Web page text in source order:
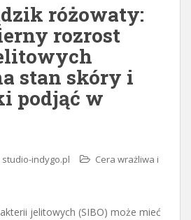
różowaty:
rozrost
stan skóry i
podjąć w
studio-indygo.pl
Cera wrażliwa i
jelitowych (SIBO) może mieć